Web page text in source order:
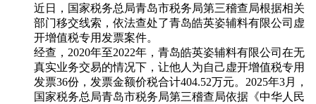
近日，国家税务总局青岛市税务局第三稽查局根据相关
部门移交线索，依法查处了青岛皓英姿辅料有限公司虚
开增值税专用发票案件。
经查，2020年至2022年，青岛皓英姿辅料有限公司在无
真实业务交易的情况下，让他人为自己虚开增值税专用
发票36份，发票金额价税合计404.52万元。2025年3月，
国家税务总局青岛市税务局第三稽查局依据《中华人民